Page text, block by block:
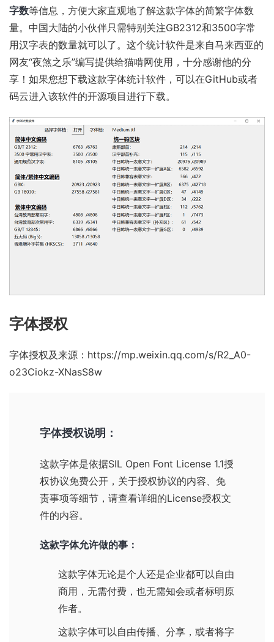
字数等信息，方便大家直观地了解这款字体的简繁字体数
量。中国大陆的小伙伴只需特别关注GB2312和3500字常
用汉字表的数量就可以了。这个统计软件是来自马来西亚的
网友“夜煞之乐”编写提供给猫啃网使用，十分感谢他的分
享！如果您想下载这款字体统计软件，可以在GitHub或者
码云进入该软件的开源项目进行下载。
字体授权
字体授权及来源： https://mp.weixin.qq.com/s/R2_A0-
o23Ciokz-XNasS8w
字体授权说明：
这款字体是依据SIL Open Font License 1.1授
权协议免费公开，关于授权协议的内容、免
责事项等细节，请查看详细的License授权文
件的内容。
这款字体允许做的事：
这款字体无论是个人还是企业都可以自由
商用，无需付费，也无需知会或者标明原
作者。
这款字体可以自由传播、分享，或者将字